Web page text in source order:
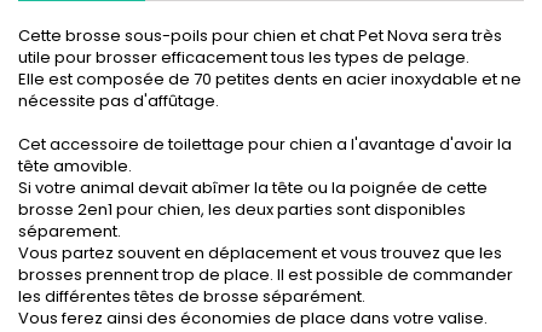
Cette brosse sous-poils pour chien et chat Pet Nova sera très
utile pour brosser efficacement tous les types de pelage.
Elle est composée de 70 petites dents en acier inoxydable et ne
nécessite pas d'affûtage.
Cet accessoire de toilettage pour chien a l'avantage d'avoir la
tête amovible.
Si votre animal devait abîmer la tête ou la poignée de cette
brosse 2en1 pour chien, les deux parties sont disponibles
séparement.
Vous partez souvent en déplacement et vous trouvez que les
brosses prennent trop de place. Il est possible de commander
les différentes têtes de brosse séparément.
Vous ferez ainsi des économies de place dans votre valise.